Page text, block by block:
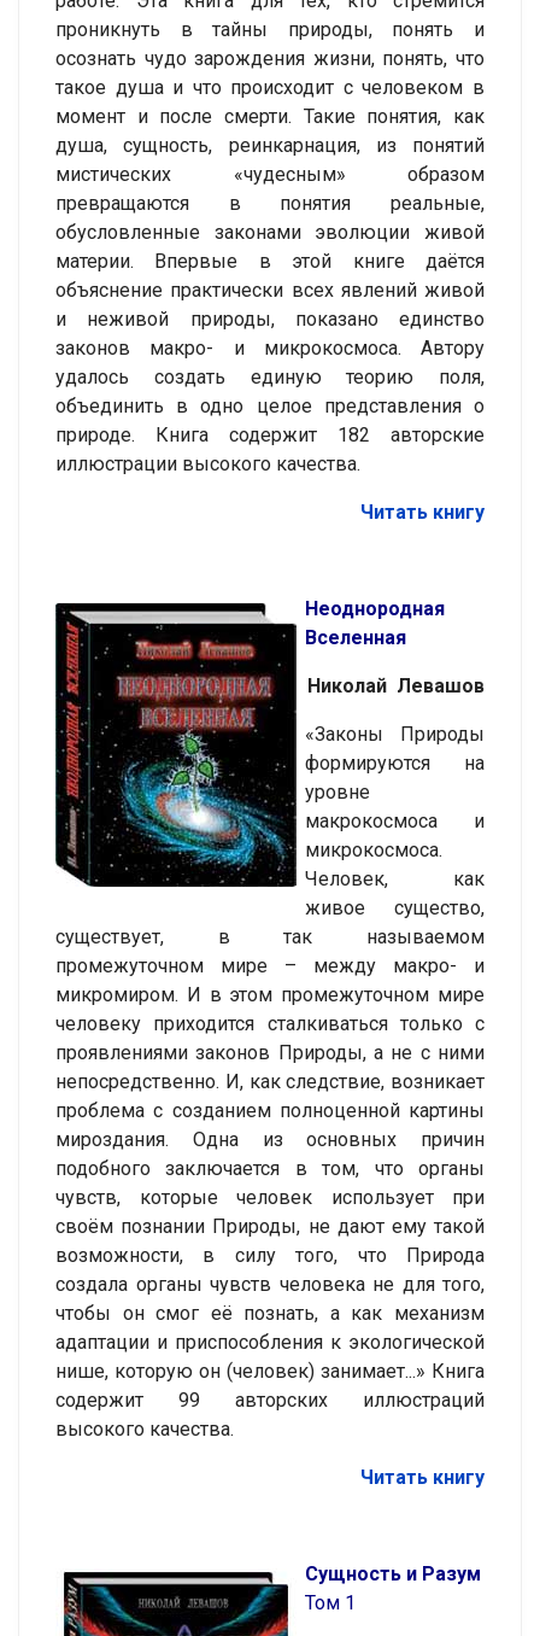
проникнуть в тайны природы, понять и
осознать чудо зарождения жизни, понять, что
такое душа и что происходит с человеком в
момент и после смерти. Такие понятия, как
душа, сущность, реинкарнация, из понятий
мистических «чудесным» образом
превращаются в понятия реальные,
обусловленные законами эволюции живой
материи. Впервые в этой книге даётся
объяснение практически всех явлений живой
и неживой природы, показано единство
законов макро- и микрокосмоса. Автору
удалось создать единую теорию поля,
объединить в одно целое представления о
природе. Книга содержит 182 авторские
иллюстрации высокого качества.
Читать книгу
Неоднородная
Вселенная
Николай Левашов
«Законы Природы
формируются на
уровне
макрокосмоса и
микрокосмоса.
Человек, как
живое существо,
существует, в так называемом
промежуточном мире – между макро- и
микромиром. И в этом промежуточном мире
человеку приходится сталкиваться только с
проявлениями законов Природы, а не с ними
непосредственно. И, как следствие, возникает
проблема с созданием полноценной картины
мироздания. Одна из основных причин
подобного заключается в том, что органы
чувств, которые человек использует при
своём познании Природы, не дают ему такой
возможности, в силу того, что Природа
создала органы чувств человека не для того,
чтобы он смог её познать, а как механизм
адаптации и приспособления к экологической
нише, которую он (человек) занимает...» Книга
содержит 99 авторских иллюстраций
высокого качества.
Читать книгу
Сущность и Разум
Том 1